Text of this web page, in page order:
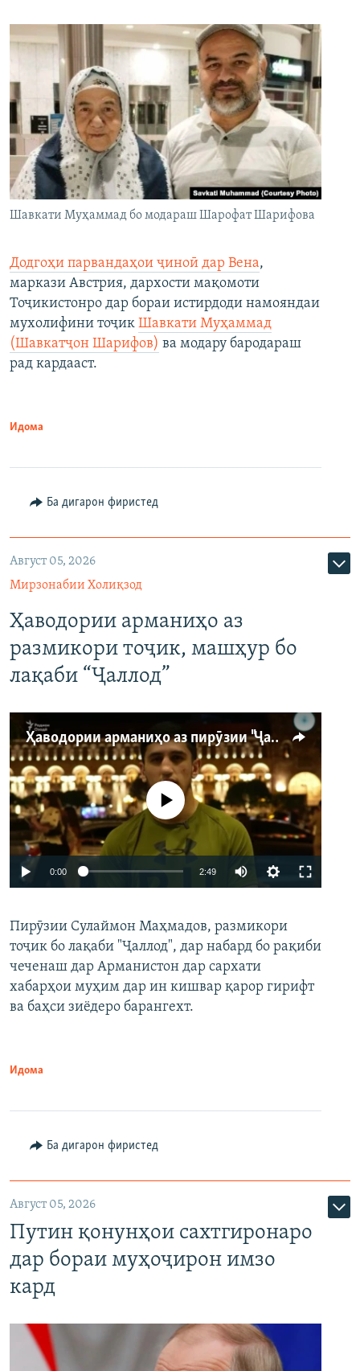
Шавкати Муҳаммад бо модараш Шарофат Шарифова
Додгоҳи парвандаҳои ҷиноӣ дар Вена,
маркази Австрия, дархости мақомоти
Тоҷикистонро дар бораи истирдоди намояндаи
мухолифини тоҷик Шавкати Муҳаммад
(Шавкатҷон Шарифов) ва модару бародараш
рад кардааст.
Идома
Ба дигарон фиристед
Август 05, 2026
Мирзонабии Холиқзод
Ҳаводории арманиҳо аз
размикори тоҷик, машҳур бо
лақаби “Ҷаллод”
Ҳаводории арманиҳо аз пирӯзии "Ҷаллод"-и тоҷик
Auto 240p 360p 480p
720p 1080p
Феълан кор намекунад
0:00 2:49
360p
480p
Пирӯзии Сулаймон Маҳмадов, размикори
тоҷик бо лақаби "Ҷаллод", дар набард бо рақиби
чеченаш дар Арманистон дар сархати
хабарҳои муҳим дар ин кишвар қарор гирифт
ва баҳси зиёдеро барангехт.
Идома
Ба дигарон фиристед
Август 05, 2026
Путин қонунҳои сахтгиронаро
дар бораи муҳоҷирон имзо
кард